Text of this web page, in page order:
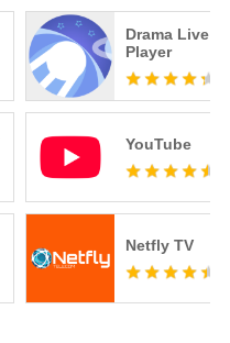
Drama Live |
Player
YouTube
Netfly TV